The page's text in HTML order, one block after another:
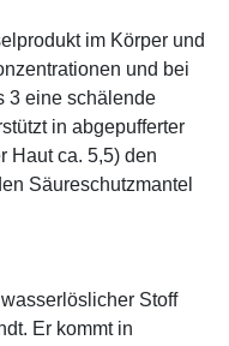
im Körper und
und bei
3 eine schälende
in abgepufferter
Haut ca. 5,5) den
Säureschutzmantel
Stoff
Er kommt in